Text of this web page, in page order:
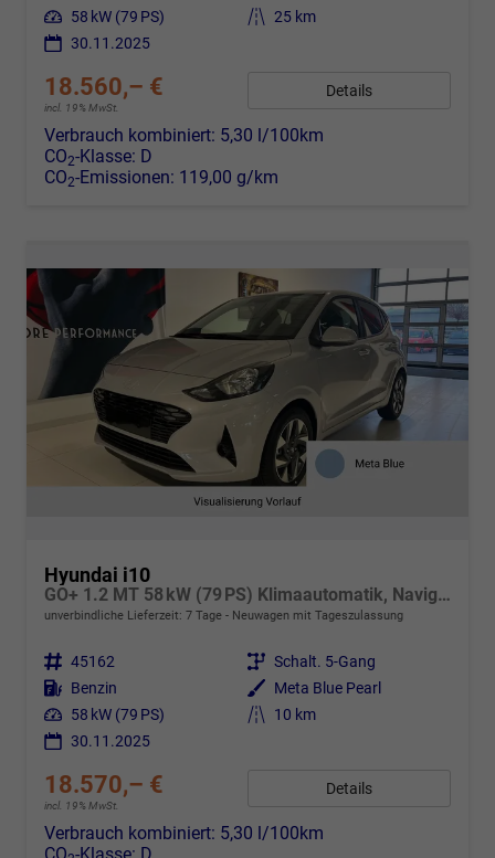
Leistung 58 kW (79 PS) Kilometerstand 25 km
30.11.2025
18.560,– €
incl. 19% MwSt.
Details
Verbrauch kombiniert: 5,30 l/100km
CO2-Klasse: D
CO2-Emissionen: 119,00 g/km
Hyundai i10
GO+ 1.2 MT 58 kW (79 PS) Klimaautomatik, Navigationssystem, Apple CarPlay & Android Auto, Sitzheizung, Lenkradheizung, Einparkhilfe hinten, Rückfahrkamera, Privacy Glass, 15" Leichtmetallfelgen, uvm.
unverbindliche Lieferzeit: 7 Tage Neuwagen mit Tageszulassung
Fahrzeugnr. 45162 Getriebe Schalt. 5-Gang
Kraftstoff Benzin Außenfarbe Meta Blue Pearl
Leistung 58 kW (79 PS) Kilometerstand
10 km
30.11.2025
18.570,– €
incl. 19% MwSt.
Details
Verbrauch kombiniert: 5,30 l/100km
CO -Klasse: D